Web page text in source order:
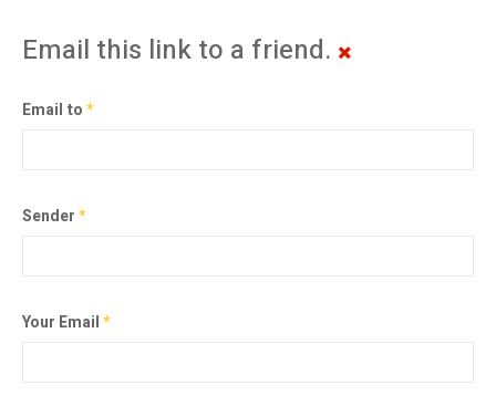
Email this link to a friend.
Email to*
Sender*
Your Email*